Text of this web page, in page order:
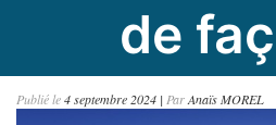
de
Publié le4 septembre 2024 | ParAnaïs MOREL